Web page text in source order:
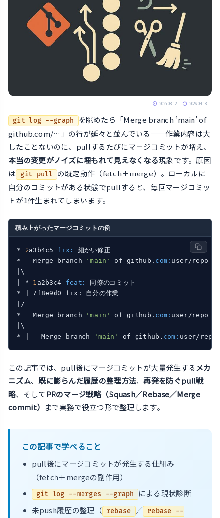
2025.08.12 2026.04.18
git log --graph
を眺めたら「Merge branch ‘main’ of
github.com/…」の行が延々と並んでいる——作業内容は大
したことないのに、pullするたびにマージコミットが増え、
本当の変更がノイズに埋もれて見えなくなる現象です。原因
は
git pull
の既定動作（fetch＋merge）。ローカルに
自分のコミットがある状態でpullすると、毎回マージコミッ
トが1件生まれてしまいます。
積み上がったマージコミットの例
* 2a3b4c5 fix:
細かい修正
*   Merge branch
'main' of github. com:
|\
* 1 a2b3c4 feat:
同僚のコミット
*
| 7f8e9d0 fix: 自分の作業
/
*   Merge branch
'main' of github. com: user/repo
|\
* |
   Merge branch
'main' of github. com: user/
この記事では、pull後にマージコミットが大量発生するメカ
ニズム、既に膨らんだ履歴の整理方法、再発を防ぐpull戦
略、そしてPRのマージ戦略（Squash／Rebase／Merge
commit） まで実務で役立つ形で整理します。
この記事で学べること
pull後にマージコミットが発生する仕組み
（fetch＋mergeの副作用）
git log --merges --graph
による現状診断
未push履歴の整理（
rebase ／
rebase --